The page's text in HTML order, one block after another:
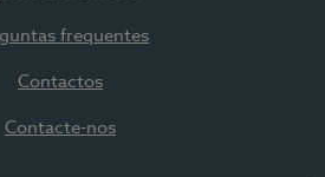
frequentes
Contactos
Contacte-nos